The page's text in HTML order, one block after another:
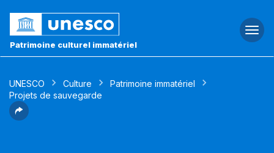
Patrimoine culturel immatériel
UNESCO Culture
Patrimoine immatériel
Projets de sauvegarde